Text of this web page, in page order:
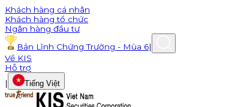
Khách hàng cá nhân
Khách hàng tổ chức
Ngân hàng đầu tư
Bản Lĩnh Chứng Trường - Mùa 6|
Về KIS
Hỗ trợ
|
Tiếng Việt